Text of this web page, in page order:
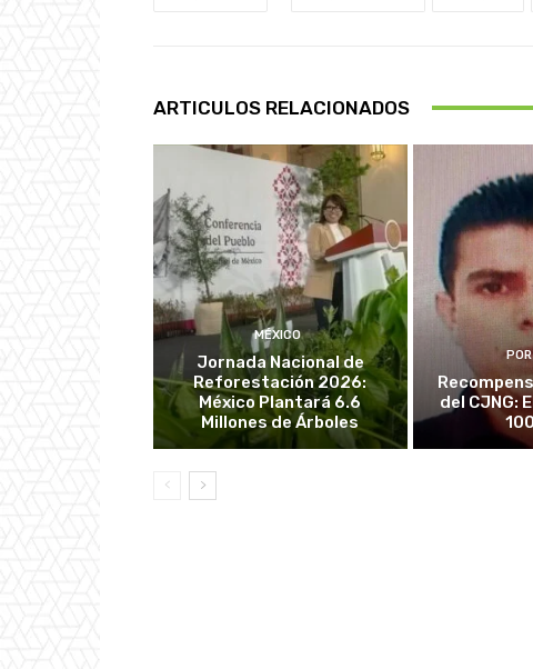
ARTICULOS RELACIONADOS
MÉXICO
Jornada Nacional de
Reforestación 2026:
México Plantará 6.6
Millones de Árboles
del CJNG: